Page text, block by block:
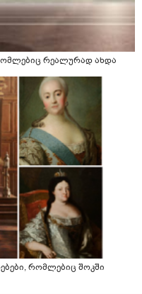
რეალურად ახდა
რომლებიც შოკში